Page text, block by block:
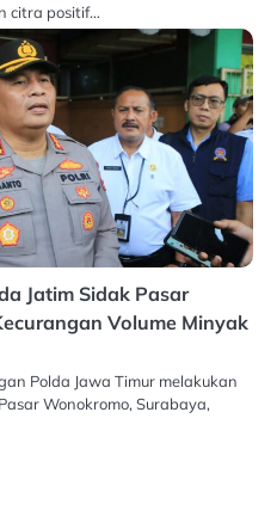
citra positif…
Jatim Sidak Pasar
Volume Minyak
Polda Jawa Timur melakukan
Wonokromo, Surabaya,